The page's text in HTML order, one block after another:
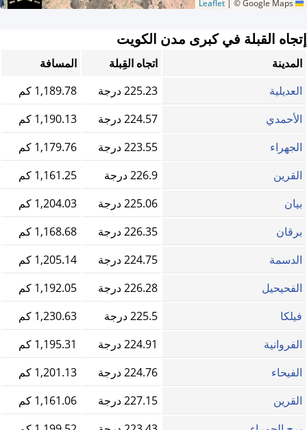
© Google Maps
إتجاه القبلة في كبرى مدن الكويت
المدينة اتجاه القِبلة
المسافة
العديلية
225.23 درجة
1,189.78 كم
الأحمدي
224.57 درجة
1,190.13 كم
الجهراء
223.55 درجة
1,179.76 كم
القرين
226.9 درجة
1,161.25 كم
بيان
225.06 درجة
1,204.03 كم
برقان
226.35 درجة
1,168.68 كم
الدسمة
224.75 درجة
1,205.14 كم
الفحيحيل
226.28 درجة
1,192.05 كم
فيلكا
225.5 درجة
1,230.63 كم
الفروانية
224.91 درجة
1,195.31 كم
الفيحاء
224.76 درجة
1,201.13 كم
القرين
227.15 درجة
1,161.06 كم